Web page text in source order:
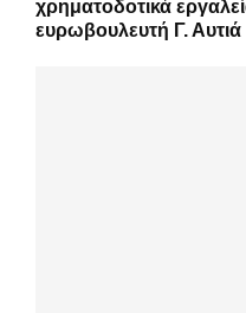
χρηματοδοτικά
ευρωβουλευτή Γ. Αυτιά